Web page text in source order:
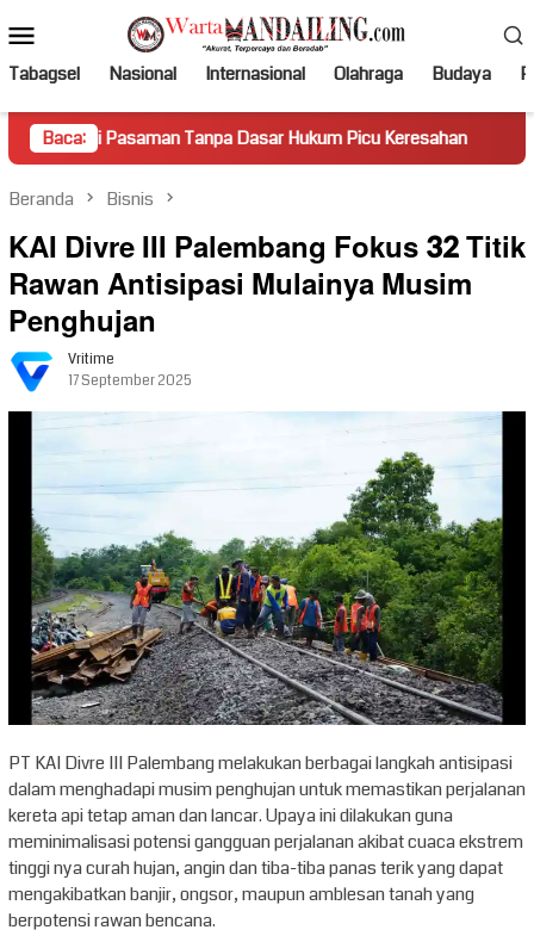
ke
kontenMobile
Tabagsel Nasional Internasional Olahraga Budaya
Baca:Tanpa Dasar Hukum Picu Keresahan Truk Miring
Beranda Bisnis
KAI Divre III Palembang Fokus 32 Titik
Rawan Antisipasi Mulainya Musim
Penghujan
Vritime
17 September 2025
PT KAI Divre III Palembang melakukan berbagai langkah antisipasi
dalam menghadapi musim penghujan untuk memastikan perjalanan
kereta api tetap aman dan lancar. Upaya ini dilakukan guna
meminimalisasi potensi gangguan perjalanan akibat cuaca ekstrem
tinggi nya curah hujan, angin dan tiba-tiba panas terik yang dapat
mengakibatkan banjir, ongsor, maupun amblesan tanah yang
berpotensi rawan bencana.